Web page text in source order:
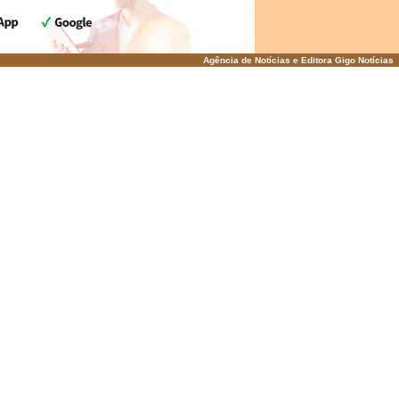
Agência de Notícias e Editora Gigo Notícias